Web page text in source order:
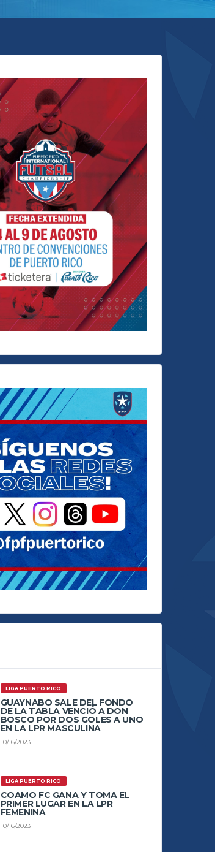
LIGA PUERTO RICO
GUAYNABO SALE DEL FONDO
DE LA TABLA VENCIÓ A DON
BOSCO POR DOS GOLES A UNO
EN LA LPR MASCULINA
10/16/2023
LIGA PUERTO RICO
COAMO FC GANA Y TOMA EL
PRIMER LUGAR EN LA LPR
FEMENINA
10/16/2023